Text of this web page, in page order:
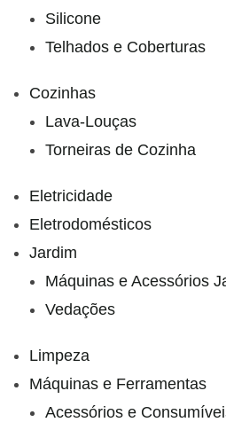
Silicone
Telhados e Coberturas
Cozinhas
Lava-Louças
Torneiras de Cozinha
Eletricidade
Eletrodomésticos
Jardim
Máquinas e Acessórios
Vedações
Limpeza
Máquinas e Ferramentas
Acessórios e